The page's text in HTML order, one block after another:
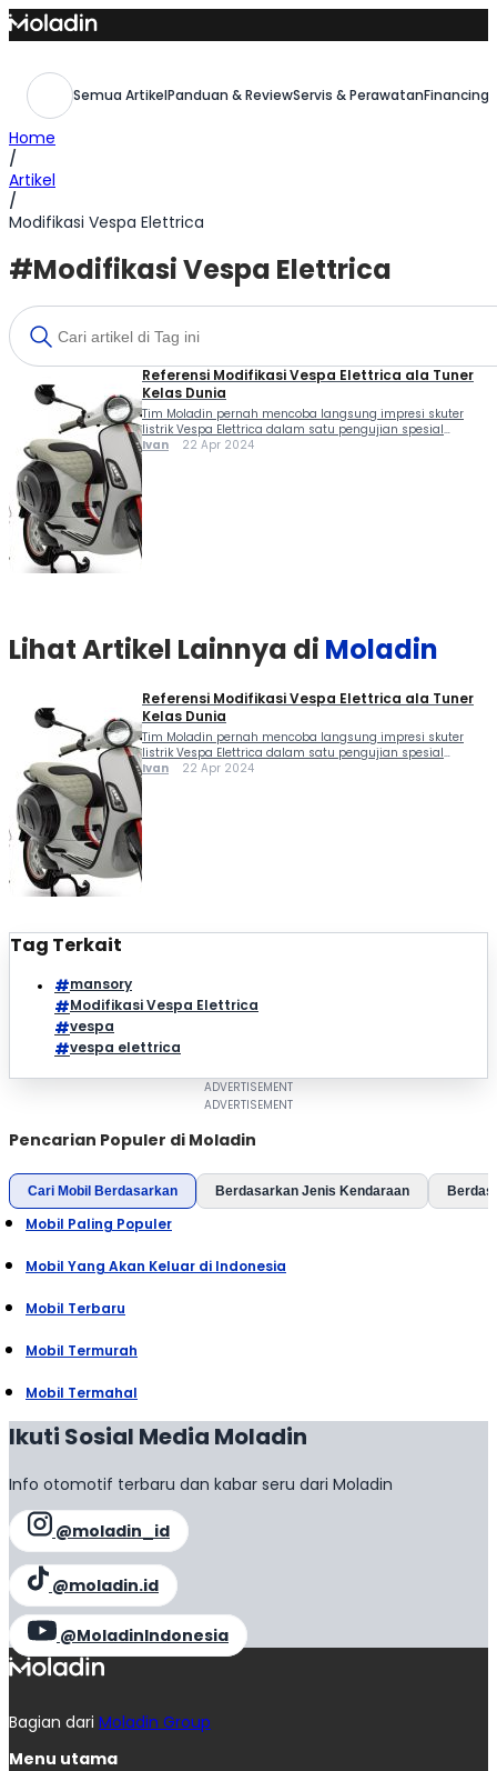
Skip
to
Semua ArtikelPanduan & ReviewServis & Perawatan
Home
/
Artikel
/
Modifikasi Vespa Elettrica
#Modifikasi Vespa Elettrica
Referensi Modifikasi Vespa Elettrica ala Tuner
Kelas Dunia
Tim Moladin pernah mencoba langsung impresi skuter
listrik Vespa Elettrica dalam satu pengujian spesial
bersama Kawasaki Ninja ZX-25R dan Vespa GTS Super
Ivan 22 Apr 2024
Lihat Artikel Lainnya di Moladin
Referensi Modifikasi Vespa Elettrica ala Tuner
Kelas Dunia
Tim Moladin pernah mencoba langsung impresi skuter
listrik Vespa Elettrica dalam satu pengujian spesial
bersama Kawasaki Ninja ZX-25R dan Vespa GTS Super
Ivan 22 Apr 2024
Tag Terkait
mansory
Modifikasi Vespa Elettrica
vespa
vespa elettrica
Pencarian Populer di Moladin
Cari Mobil Berdasarkan Berdasarkan Jenis Kendaraan
Mobil Paling Populer
Mobil Yang Akan Keluar di Indonesia
Mobil Terbaru
Mobil Termurah
Mobil Termahal
Ikuti Sosial Media Moladin
Info otomotif terbaru dan kabar seru dari Moladin
@moladin_id
@moladin.id
@MoladinIndonesia
Bagian dari Moladin Group
Menu utama